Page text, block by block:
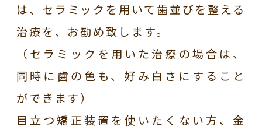
は、セラミックを用いて歯並びを整える
治療を、お勧め致します。
（セラミックを用いた治療の場合は、
同時に歯の色も、好み白さにすること
ができます）
目立つ矯正装置を使いたくない方、金